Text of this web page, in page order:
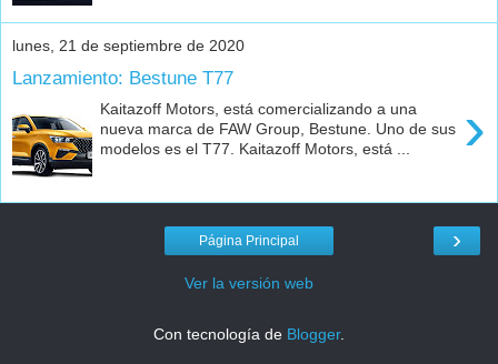
lunes, 21 de septiembre de 2020
Lanzamiento: Bestune T77
›
Kaitazoff Motors, está comercializando a una
nueva marca de FAW Group, Bestune. Uno de sus
modelos es el T77. Kaitazoff Motors, está ...
›
Página Principal
Ver la versión web
Con tecnología de Blogger.